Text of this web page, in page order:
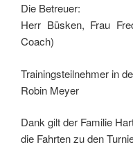
Die Betreuer:
Herr Büsken, Frau
Coach)
Trainingsteilnehmer in
Robin Meyer
Dank gilt der Familie
die Fahrten zu den